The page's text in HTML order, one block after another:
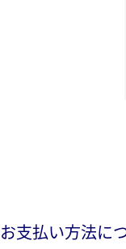
お支払い方法に